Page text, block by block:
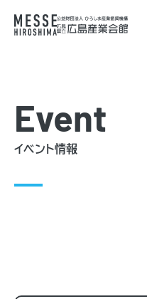
Event
イベント情報